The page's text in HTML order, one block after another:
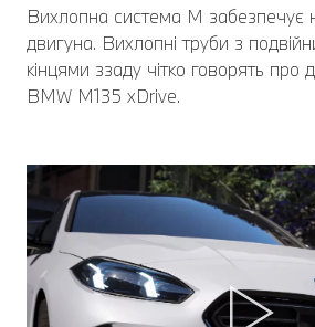
Вихлопна система M забезпечує
двигуна. Вихлопні труби з
кінцями ззаду чітко говорять про
BMW M135 xDrive.